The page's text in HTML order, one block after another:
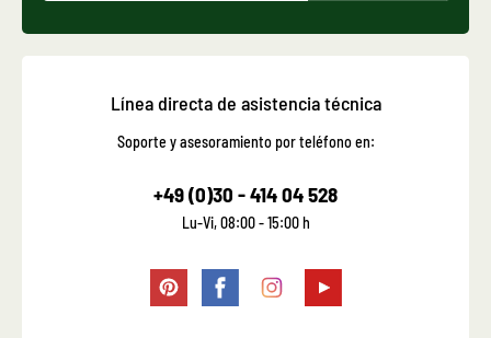
Línea directa de asistencia técnica
Soporte y asesoramiento por teléfono en:
+49 (0)30 - 414 04 528
Lu-Vi, 08:00 - 15:00 h